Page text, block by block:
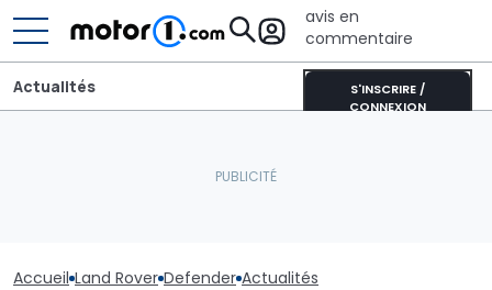
avis en
commentaire
S'INSCRIRE /
CONNEXION
Actualités
Accueil Land Rover Defender Actualités